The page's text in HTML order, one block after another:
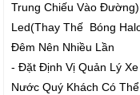
Trung Chiếu Vào
Led(Thay Thế Bóng
Đêm Nên Nhiều Lần
- Đặt Định Vị Quản Lý
Nước Quý Khách Có